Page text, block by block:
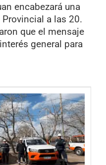
encabezará una
a las 20.
que el mensaje
general para